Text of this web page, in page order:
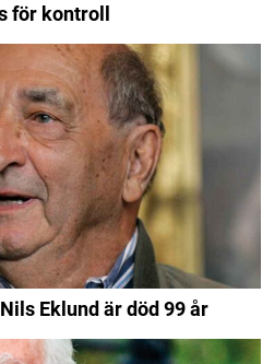
för kontroll
Eklund är död 99 år